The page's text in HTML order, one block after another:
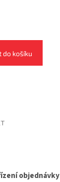
do košíku
objednávky